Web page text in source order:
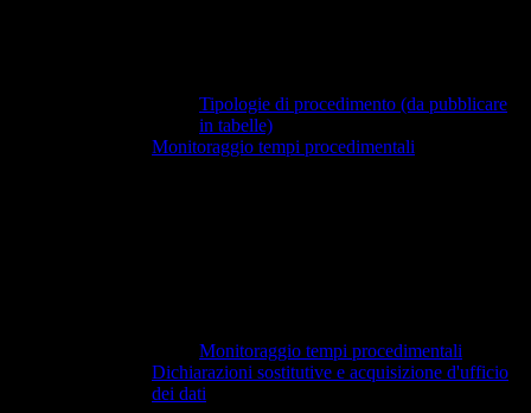
Tipologie di procedimento (da pubblicare
in tabelle)
Monitoraggio tempi procedimentali
Monitoraggio tempi procedimentali
Dichiarazioni sostitutive e acquisizione d'ufficio
dei dati